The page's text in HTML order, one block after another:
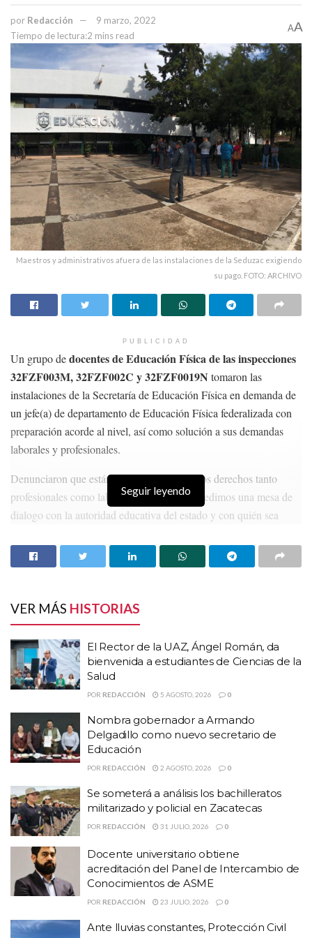
por Redacción
9 marzo, 2022
Tiempo de lectura:2 mins read
AA
Maestros y administrativos afuera de las instalaciones de la Seduzac exigiendo
su pago. FOTO: ARCHIVO
PUBLICIDAD
Un grupo dedocentes de Educación Física de las inspecciones
32FZF003M, 32FZF002C y 32FZF0019N tomaron las
instalaciones de la Secretaría de Educación Física en demanda de
un jefe(a) de departamento de Educación Física federalizada con
preparación acorde al nivel, así como solución a sus demandas
laborales y profesionales.
Denunciaron que están siendo violentados los derechos tanto
profesionales como laborales, los docentes pedimos una mesa de
dialogo con la autoridad educativa del estado y con quién sea
hace tiempo al
gremio de Educación Física
El Rector de la UAZ, Ángel Román, da bienvenida
Nombra gobernador a Armando Delgadillo como
nuevo secretario de Educación
Se someterá a análisis los bachilleratos
militarizado y policial en Zacatecas
En el pliego petitorio demandan se aclare cómo fue que la doctora
Aida Liliana Solano García, fungiendo en un puesto de
confianza en la Secretaria de Educación como
Departamento de Educación Física Federalizada, obtuvo 12
horas desde el 21 de mayo del 2019.
Precisan que los criterios de convocatoriaUSICAMM
que esto no es posible y que se pasó por alto la normatividad
vigente.
horas adicionales se lleven en total apego a las leyes de
Seguir leyendo
VER MÁS HISTORIAS
El Rector de la UAZ, Ángel Román, da
bienvenida a estudiantes de Ciencias de la
Salud
POR REDACCIÓN 5 AGOSTO, 2026 0
Nombra gobernador a Armando
Delgadillo como nuevo secretario de
Educación
POR REDACCIÓN 2 AGOSTO, 2026 0
Se someterá a análisis los bachilleratos
militarizado y policial en Zacatecas
POR REDACCIÓN 31 JULIO, 2026 0
Docente universitario obtiene
acreditación del Panel de Intercambio de
Conocimientos de ASME
POR REDACCIÓN 23 JULIO, 2026 0
Ante lluvias constantes, Protección Civil